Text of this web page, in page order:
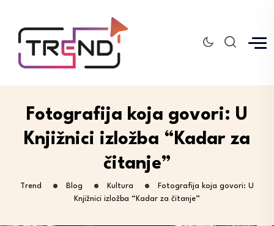
Fotografija koja govori: U
Knjižnici izložba “Kadar za
čitanje”
Trend Blog Kultura
Fotografija koja govori: U
Knjižnici izložba “Kadar za čitanje”